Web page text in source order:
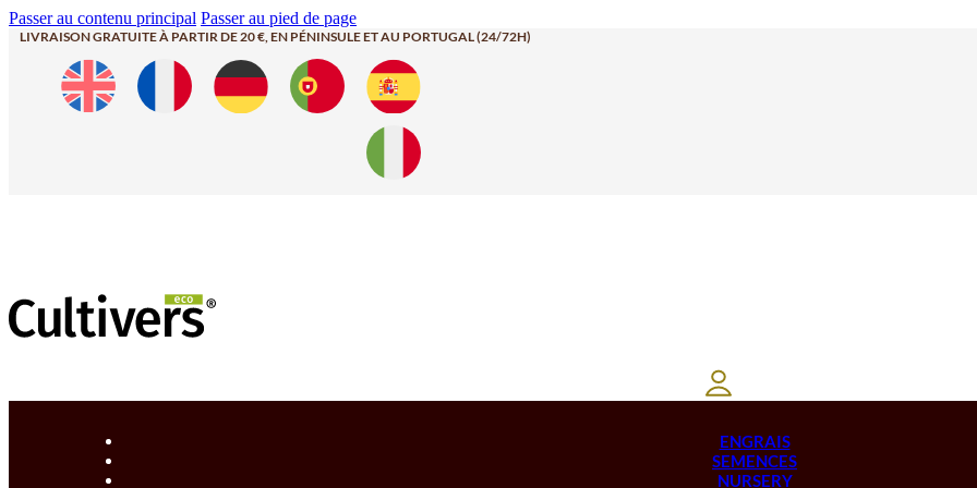
Passer au contenu principal Passer au pied de page
LIVRAISON GRATUITE À PARTIR DE 20 €, EN PÉNINSULE ET AU PORTUGAL (24/72H)
ENGRAIS
SEMENCES
NURSERY